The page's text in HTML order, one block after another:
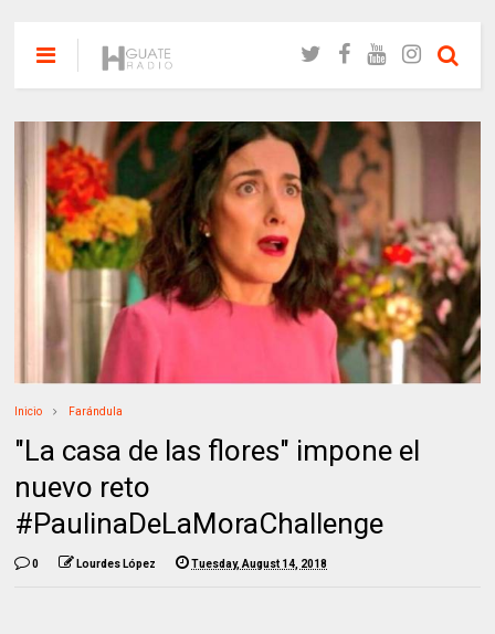
Inicio Farándula
"La casa de las flores" impone el
nuevo reto
#PaulinaDeLaMoraChallenge
0 Lourdes López Tuesday, August 14, 2018